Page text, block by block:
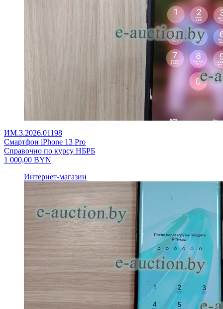
ИМ.3.2026.01198
Смартфон iPhone 13 Pro
Справочно по курсу НБРБ
1 000,00 BYN
Интернет-магазин